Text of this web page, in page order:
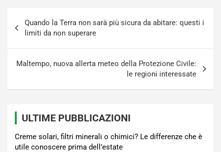
articoli
Quando la Terra non sarà più sicura da abitare: questi i
limiti da non superare
Maltempo, nuova allerta meteo della Protezione Civile:
le regioni interessate
ULTIME PUBBLICAZIONI
Creme solari, filtri minerali o chimici? Le differenze che è
utile conoscere prima dell’estate